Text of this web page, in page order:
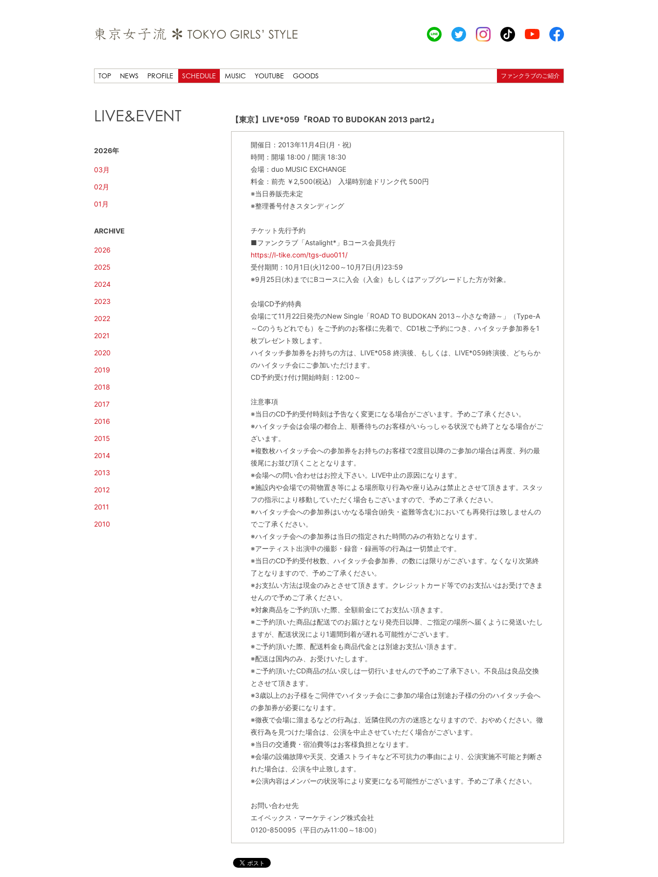
TOP NEWS PROFILE SCHEDULE MUSIC YOUTUBE GOODS ファンクラブのご紹介
LIVE&EVENT
2026年
03月
02月
01月
ARCHIVE
2026
2025
2024
2023
2022
2021
2020
2019
2018
2017
2016
2015
2014
2013
2012
2011
2010
【東京】LIVE*059『ROAD TO BUDOKAN 2013 part2』
開催日：2013年11月4日(月・祝)
時間：開場 18:00 / 開演 18:30
会場：duo MUSIC EXCHANGE
料金：前売 ￥2,500(税込) 入場時別途ドリンク代 500円
※当日券販売未定
※整理番号付きスタンディング
チケット先行予約
■ファンクラブ「Astalight*」Bコース会員先行
https://l-tike.com/tgs-duo011/
受付期間：10月1日(火)12:00～10月7日(月)23:59
※9月25日(水)までにBコースに入会（入金）もしくはアップグレードした方が対象。
会場CD予約特典
会場にて11月22日発売のNew Single「ROAD TO BUDOKAN 2013～小さな奇跡～」（Type-A
～Cのうちどれでも）をご予約のお客様に先着で、CD1枚ご予約につき、ハイタッチ参加券を1
枚プレゼント致します。
ハイタッチ参加券をお持ちの方は、LIVE*058 終演後、もしくは、LIVE*059終演後、どちらか
のハイタッチ会にご参加いただけます。
CD予約受け付け開始時刻：12:00～
注意事項
※当日のCD予約受付時刻は予告なく変更になる場合がございます。予めご了承ください。
※ハイタッチ会は会場の都合上、順番待ちのお客様がいらっしゃる状況でも終了となる場合がご
ざいます。
※複数枚ハイタッチ会への参加券をお持ちのお客様で2度目以降のご参加の場合は再度、列の最
後尾にお並び頂くこととなります。
※会場への問い合わせはお控え下さい。LIVE中止の原因になります。
※施設内や会場での荷物置き等による場所取り行為や座り込みは禁止とさせて頂きます。スタッ
フの指示により移動していただく場合もございますので、予めご了承ください。
※ハイタッチ会への参加券はいかなる場合(紛失・盗難等含む)においても再発行は致しませんの
でご了承ください。
※ハイタッチ会への参加券は当日の指定された時間のみの有効となります。
※アーティスト出演中の撮影・録音・録画等の行為は一切禁止です。
※当日のCD予約受付枚数、ハイタッチ会参加券、の数には限りがございます。なくなり次第終
了となりますので、予めご了承ください。
※お支払い方法は現金のみとさせて頂きます。クレジットカード等でのお支払いはお受けできま
せんので予めご了承ください。
※対象商品をご予約頂いた際、全額前金にてお支払い頂きます。
※ご予約頂いた商品は配送でのお届けとなり発売日以降、ご指定の場所へ届くように発送いたし
ますが、配送状況により1週間到着が遅れる可能性がございます。
※ご予約頂いた際、配送料金も商品代金とは別途お支払い頂きます。
※配送は国内のみ、お受けいたします。
※ご予約頂いたCD商品の払い戻しは一切行いませんので予めご了承下さい。不良品は良品交換
とさせて頂きます。
※3歳以上のお子様をご同伴でハイタッチ会にご参加の場合は別途お子様の分のハイタッチ会へ
の参加券が必要になります。
※徹夜で会場に溜まるなどの行為は、近隣住民の方の迷惑となりますので、おやめください。徹
夜行為を見つけた場合は、公演を中止させていただく場合がございます。
※当日の交通費・宿泊費等はお客様負担となります。
※会場の設備故障や天災、交通ストライキなど不可抗力の事由により、公演実施不可能と判断さ
れた場合は、公演を中止致します。
※公演内容はメンバーの状況等により変更になる可能性がございます。予めご了承ください。
お問い合わせ先
エイベックス・マーケティング株式会社
0120-850095（平日のみ11:00～18:00）